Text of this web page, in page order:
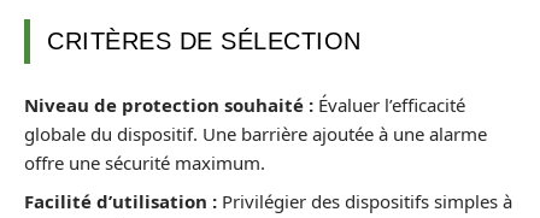
CRITÈRES DE SÉLECTION
Niveau de protection souhaité : Évaluer l’efficacité
globale du dispositif. Une barrière ajoutée à une alarme
offre une sécurité maximum.
Facilité d’utilisation : Privilégier des dispositifs simples à